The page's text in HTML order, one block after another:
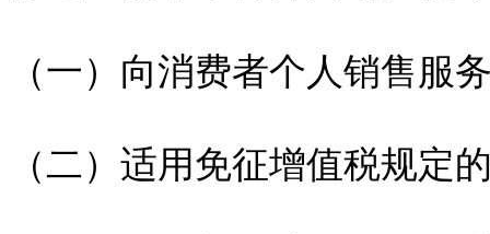
（一）向消费者个人销售服
（二）适用免征增值税规定